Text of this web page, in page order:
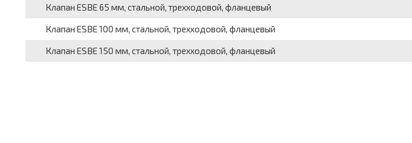
Клапан ESBE 65 мм, стальной, трехходовой, фланцевый
Клапан ESBE 100 мм, стальной, трехходовой, фланцевый
Клапан ESBE 150 мм, стальной, трехходовой, фланцевый